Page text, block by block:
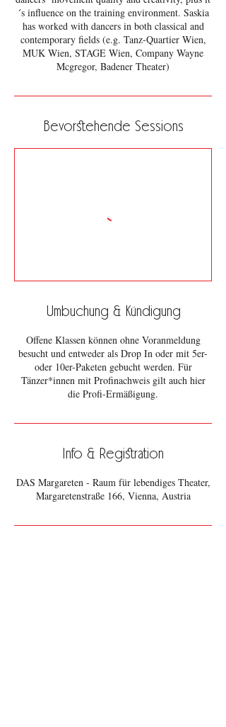
´s influence on the training environment. Saskia
has worked with dancers in both classical and
contemporary fields (e.g. Tanz-Quartier Wien,
MUK Wien, STAGE Wien, Company Wayne
Mcgregor, Badener Theater)
Bevorstehende Sessions
Umbuchung & Kündigung
Offene Klassen können ohne Voranmeldung
besucht und entweder als Drop In oder mit 5er-
oder 10er-Paketen gebucht werden. Für
Tänzer*innen mit Profinachweis gilt auch hier
die Profi-Ermäßigung.
Info & Registration
DAS Margareten - Raum für lebendiges Theater,
Margaretenstraße 166, Vienna, Austria